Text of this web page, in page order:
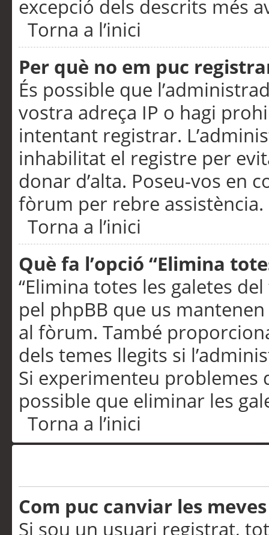
excepció dels descrits més
Torna a l’inici
Per què no em puc
És possible que
vostra adreça IP o hagi
intentant registrar.
inhabilitat el registre per
donar d’alta. Poseu-vos en
fòrum per rebre assistència.
Torna a l’inici
Què fa l’opció “Elimina
“Elimina totes les galetes
pel phpBB que us
al fòrum. També
dels temes llegits si
Si experimenteu problemes
possible que eliminar les
Torna a l’inici
Com puc canviar les
Si sou un usuari registrat,